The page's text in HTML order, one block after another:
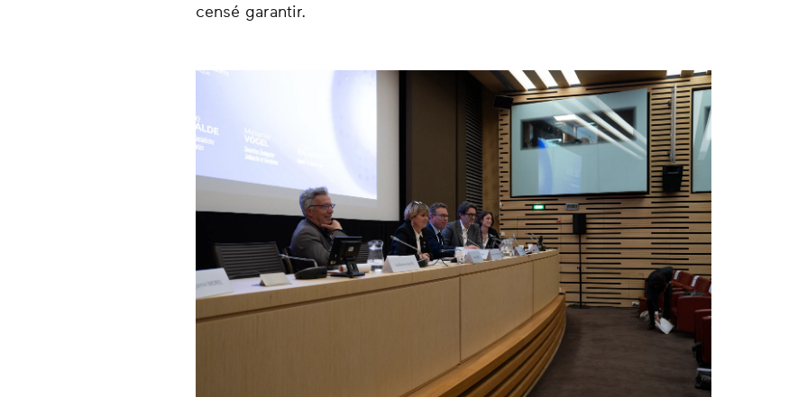
censé garantir.